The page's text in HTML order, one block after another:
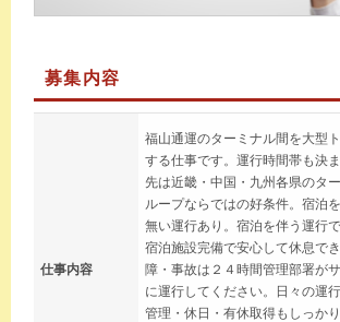
募集内容
仕事内容
福山通運のターミナル間を大型
する仕事です。運行時間帯も決
先は近畿・中国・九州各県のタ
ループならではの好条件。宿泊
無い運行あり。宿泊を伴う運行
宿泊施設完備で安心して休息で
障・事故は２４時間管理部署が
に運行してください。日々の運
管理・休日・有休取得もしっか